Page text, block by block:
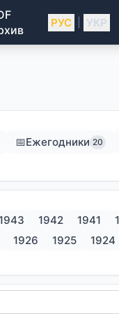
РУС УКР
📅Ежегодники 20
1942 1941
1926 1925 1924